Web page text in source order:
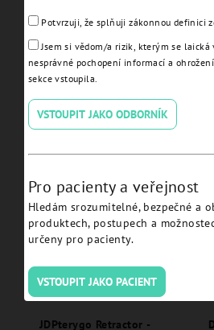
Drill JDPterygoØ 2.8 -
JDPterygo Retractor -
Potvrzuji, že splňuji zákonnou definici
Jsem si vědom/a rizik, kterým se
nesprávné pochopení informací a
sekce vstoupila.
VSTOUPIT JAKO ODBORNÍK
Pro pacienty a veřejnost
Hledám srozumitelné, bezpečné a
produktech, postupech a
určeny pro pacienty.
VSTOUPIT JAKO PACIENT